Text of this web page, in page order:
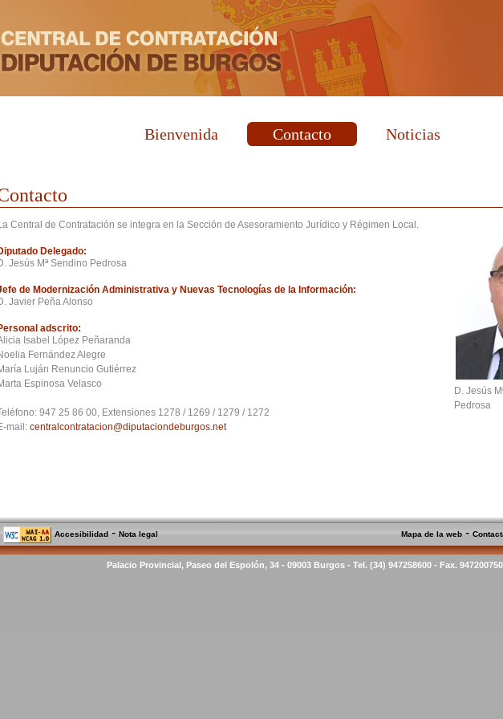
Bienvenida Contacto Noticias
Central de Contratación se integra en la Sección de Asesoramiento Jurídico y Régimen Local.
Delegado:
Jesús Mª Sendino Pedrosa
de Modernización Administrativa y Nuevas Tecnologías de la Información:
Javier Peña Alonso
adscrito:
Isabel López Peñaranda
Fernández Alegre
Luján Renuncio Gutiérrez
Espinosa Velasco
947 25 86 00, Extensiones 1278 / 1269 / 1279 / 1272
mail: centralcontratacion@diputaciondeburgos.net
D. Jesús
Pedrosa
Accesibilidad -Nota legal Mapa de la web -
Palacio Provincial, Paseo del Espolón, 34 - 09003 Burgos - Tel. (34) 947258600 - Fax. 947200750